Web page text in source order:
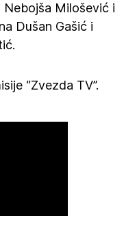
Milošević i
Dušan Gašić i
“Zvezda TV”.